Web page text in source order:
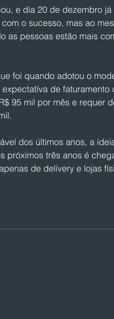
e dia 20 de dezembro
o sucesso, mas ao
as pessoas estão mais
foi quando adotou o
de faturamento
95 mil por mês e requer
dos últimos anos, a
próximos três anos é
de delivery e lojas